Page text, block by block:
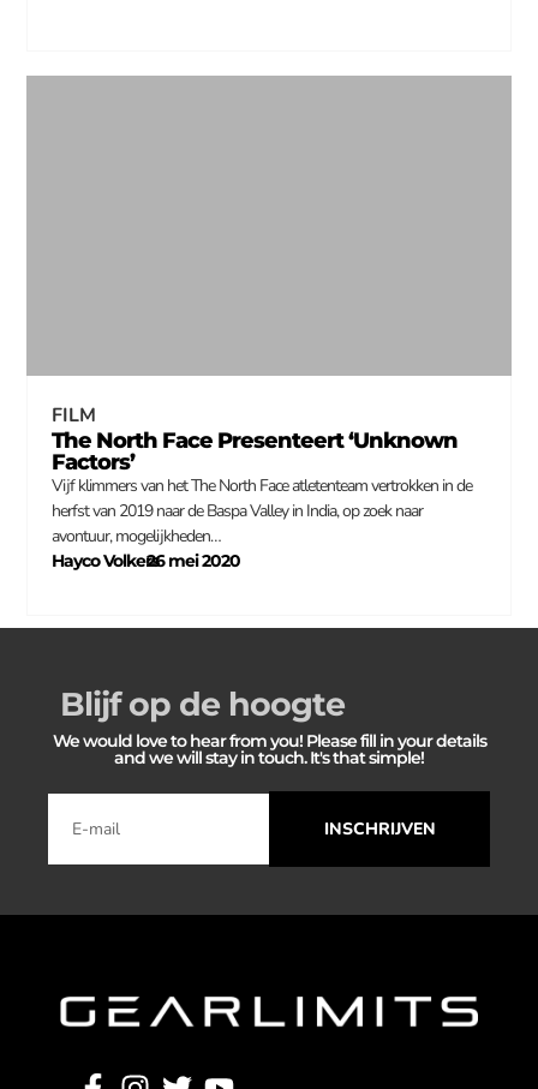
FILM
The North Face Presenteert ‘Unknown
Factors’
Vijf klimmers van het The North Face atletenteam vertrokken in de
herfst van 2019 naar de Baspa Valley in India, op zoek naar
avontuur, mogelijkheden…
Hayco Volkers
–
26 mei 2020
Blijf op de hoogte
We would love to hear from you! Please fill in your details
and we will stay in touch. It's that simple!
INSCHRIJVEN